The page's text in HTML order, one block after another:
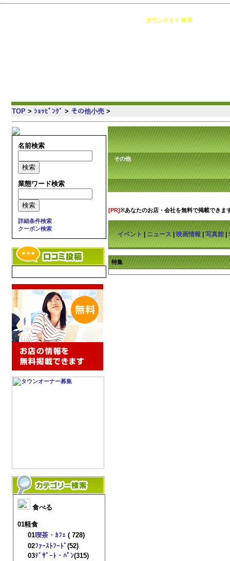
タウンガイド 岐阜
TOP > ｼｮｯﾋﾟﾝｸﾞ > その他小売 >
名前検索
業態ワード検索
詳細条件検索
クーポン検索
食べる
01軽食
01喫茶・ｶﾌｪ ( 728)
02ﾌｧｰｽﾄﾌｰﾄﾞ(52)
03ﾃﾞｻﾞｰﾄ・ﾊﾟﾝ(315)
その他
[PR]※あなたのお店・会社を無料で掲載できま
イベント|ニュース|映画情報|写真館|
特集